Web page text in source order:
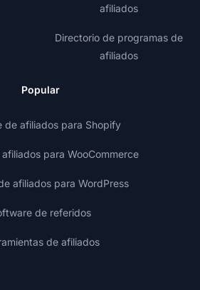
afiliados
Directorio de programas de
afiliados
Popular
de afiliados para Shopify
para WooCommerce
afiliados para WordPress
de referidos
de afiliados